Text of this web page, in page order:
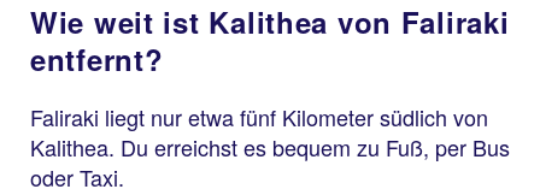
Wie weit ist Kalithea von Faliraki
entfernt?
Faliraki liegt nur etwa fünf Kilometer südlich von
Kalithea. Du erreichst es bequem zu Fuß, per Bus
oder Taxi.